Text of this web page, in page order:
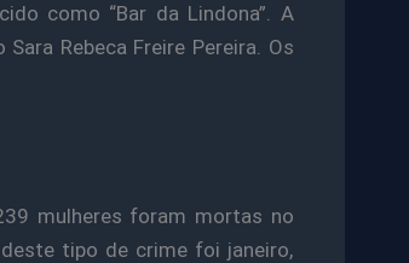
como “Bar da Lindona”. A
Rebeca Freire Pereira. Os
mulheres foram mortas no
tipo de crime foi janeiro,